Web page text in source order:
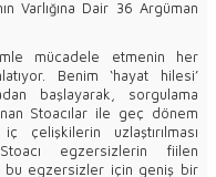
Varlığına Dair 36 Argüman
mücadele etmenin her
Benim ‘hayat hilesi’
başlayarak, sorgulama
Stoacılar ile geç dönem
çelişkilerin uzlaştırılması
egzersizlerin fiilen
bu egzersizler için geniş bir